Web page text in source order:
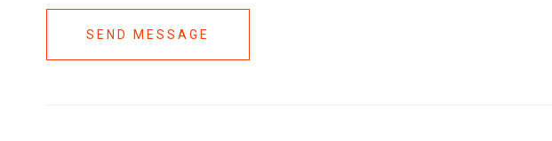
SEND MESSAGE